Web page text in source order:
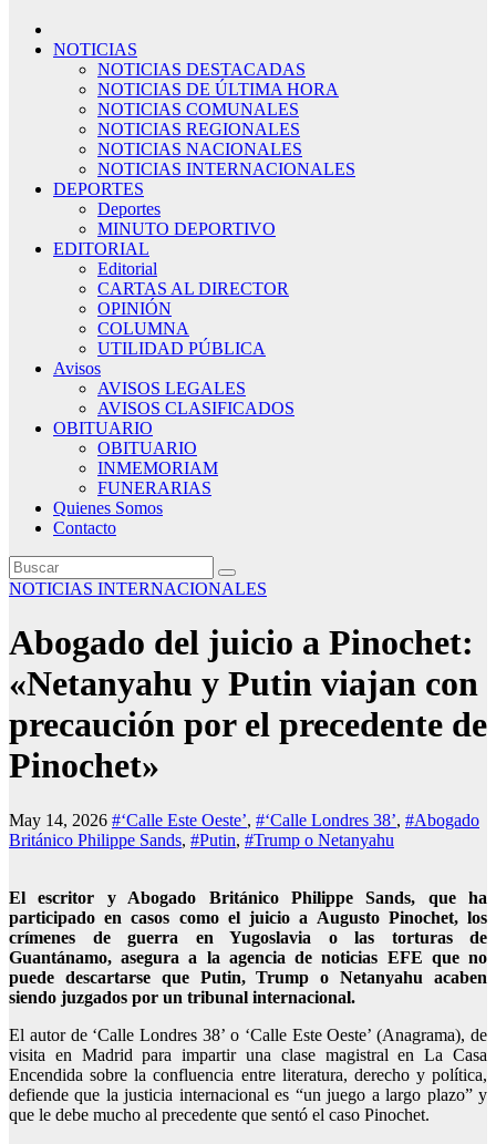
NOTICIAS
NOTICIAS DESTACADAS
NOTICIAS DE ÚLTIMA HORA
NOTICIAS COMUNALES
NOTICIAS REGIONALES
NOTICIAS NACIONALES
NOTICIAS INTERNACIONALES
DEPORTES
Deportes
MINUTO DEPORTIVO
EDITORIAL
Editorial
CARTAS AL DIRECTOR
OPINIÓN
COLUMNA
UTILIDAD PÚBLICA
Avisos
AVISOS LEGALES
AVISOS CLASIFICADOS
OBITUARIO
OBITUARIO
INMEMORIAM
FUNERARIAS
Quienes Somos
Contacto
NOTICIAS INTERNACIONALES
Abogado del juicio a Pinochet:
«Netanyahu y Putin viajan con
precaución por el precedente de
Pinochet»
May 14, 2026 #‘Calle Este Oeste’, #‘Calle Londres 38’, #Abogado
Británico Philippe Sands, #Putin, #Trump o Netanyahu
El escritor y Abogado Británico Philippe Sands, que ha
participado en casos como el juicio a Augusto Pinochet, los
crímenes de guerra en Yugoslavia o las torturas de
Guantánamo, asegura a la agencia de noticias EFE que no
puede descartarse que Putin, Trump o Netanyahu acaben
siendo juzgados por un tribunal internacional.
El autor de ‘Calle Londres 38’ o ‘Calle Este Oeste’ (Anagrama), de
visita en Madrid para impartir una clase magistral en La Casa
Encendida sobre la confluencia entre literatura, derecho y política,
defiende que la justicia internacional es “un juego a largo plazo” y
que le debe mucho al precedente que sentó el caso Pinochet.